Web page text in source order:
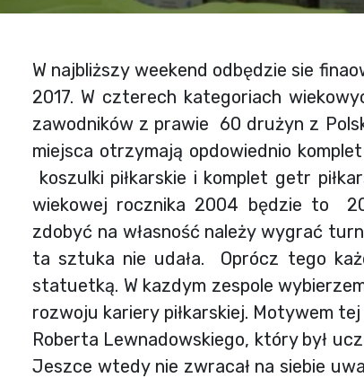
W najbliższy weekend odbędzie sie
2017. W czterech kategoriach
zawodników z prawie 60 drużyn z
miejsca otrzymają opdowiednio
koszulki piłkarskie i komplet getr
wiekowej rocznika 2004 będzie to
zdobyć na własność należy wygrać
ta sztuka nie udała. Oprócz tego
statuetką. W kazdym zespole
rozwoju kariery piłkarskiej. Motywem
Roberta Lewnadowskiego, który był
Jeszce wtedy nie zwracał na siebie